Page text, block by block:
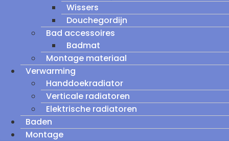
Wissers
Douchegordijn
Bad accessoires
Badmat
Montage materiaal
Verwarming
Handdoekradiator
Verticale radiatoren
Elektrische radiatoren
Baden
Montage